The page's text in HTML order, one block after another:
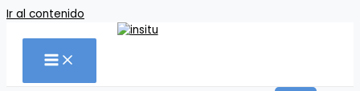
Ir al contenido